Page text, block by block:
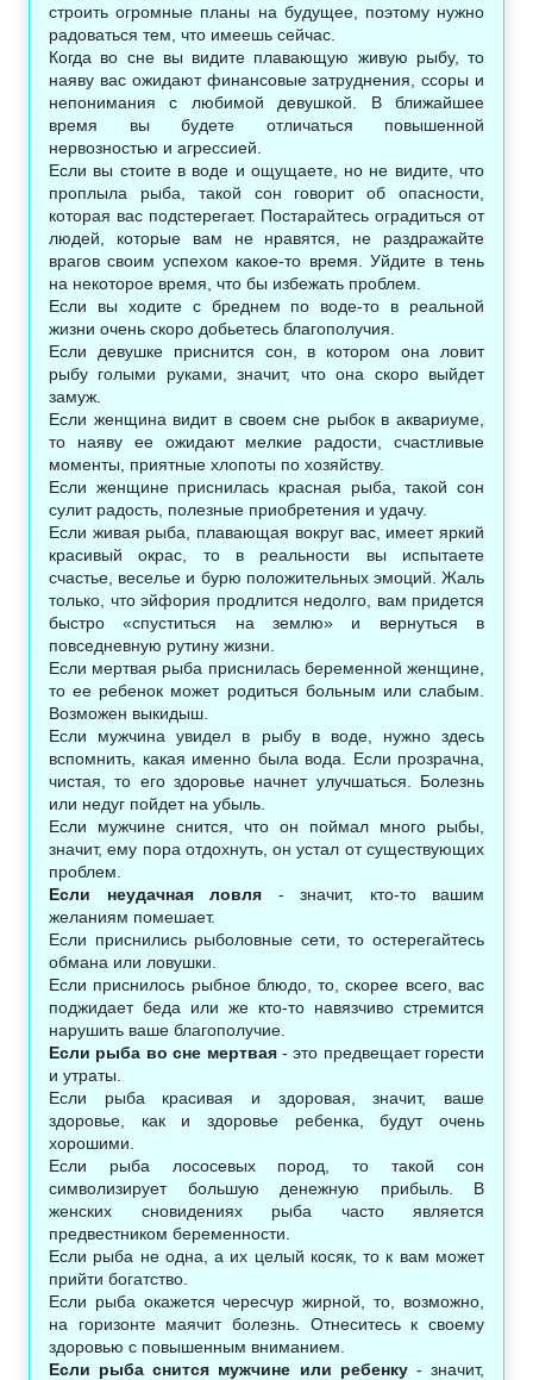
строить огромные планы на будущее, поэтому нужно
радоваться тем, что имеешь сейчас.
Когда во сне вы видите плавающую живую рыбу, то
наяву вас ожидают финансовые затруднения, ссоры и
непонимания с любимой девушкой. В ближайшее
время вы будете отличаться повышенной
нервозностью и агрессией.
Если вы стоите в воде и ощущаете, но не видите, что
проплыла рыба, такой сон говорит об опасности,
которая вас подстерегает. Постарайтесь оградиться от
людей, которые вам не нравятся, не раздражайте
врагов своим успехом какое-то время. Уйдите в тень
на некоторое время, что бы избежать проблем.
Если вы ходите с бреднем по воде-то в реальной
жизни очень скоро добьетесь благополучия.
Если девушке приснится сон, в котором она ловит
рыбу голыми руками, значит, что она скоро выйдет
замуж.
Если женщина видит в своем сне рыбок в аквариуме,
то наяву ее ожидают мелкие радости, счастливые
моменты, приятные хлопоты по хозяйству.
Если женщине приснилась красная рыба, такой сон
сулит радость, полезные приобретения и удачу.
Если живая рыба, плавающая вокруг вас, имеет яркий
красивый окрас, то в реальности вы испытаете
счастье, веселье и бурю положительных эмоций. Жаль
только, что эйфория продлится недолго, вам придется
быстро «спуститься на землю» и вернуться в
повседневную рутину жизни.
Если мертвая рыба приснилась беременной женщине,
то ее ребенок может родиться больным или слабым.
Возможен выкидыш.
Если мужчина увидел в рыбу в воде, нужно здесь
вспомнить, какая именно была вода. Если прозрачна,
чистая, то его здоровье начнет улучшаться. Болезнь
или недуг пойдет на убыль.
Если мужчине снится, что он поймал много рыбы,
значит, ему пора отдохнуть, он устал от существующих
проблем.
Если неудачная ловля - значит, кто-то вашим
желаниям помешает.
Если приснились рыболовные сети, то остерегайтесь
обмана или ловушки.
Если приснилось рыбное блюдо, то, скорее всего, вас
поджидает беда или же кто-то навязчиво стремится
нарушить ваше благополучие.
Если рыба во сне мертвая- это предвещает горести
и утраты.
Если рыба красивая и здоровая, значит, ваше
здоровье, как и здоровье ребенка, будут очень
хорошими.
Если рыба лососевых пород, то такой сон
символизирует большую денежную прибыль. В
женских сновидениях рыба часто является
предвестником беременности.
Если рыба не одна, а их целый косяк, то к вам может
прийти богатство.
Если рыба окажется чересчур жирной, то, возможно,
на горизонте маячит болезнь. Отнеситесь к своему
здоровью с повышенным вниманием.
Если рыба снится мужчине или ребенку- значит,